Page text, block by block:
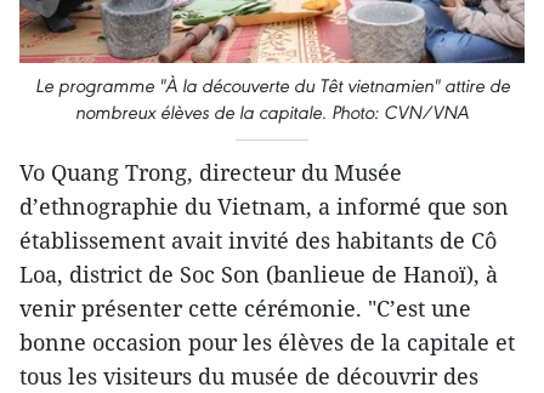
Le programme "À la découverte du Têt vietnamien" attire de
nombreux élèves de la capitale. Photo: CVN/VNA
Vo Quang Trong, directeur du Musée
d’ethnographie du Vietnam, a informé que son
établissement avait invité des habitants de Cô
Loa, district de Soc Son (banlieue de Hanoï), à
venir présenter cette cérémonie. "C’est une
bonne occasion pour les élèves de la capitale et
tous les visiteurs du musée de découvrir des